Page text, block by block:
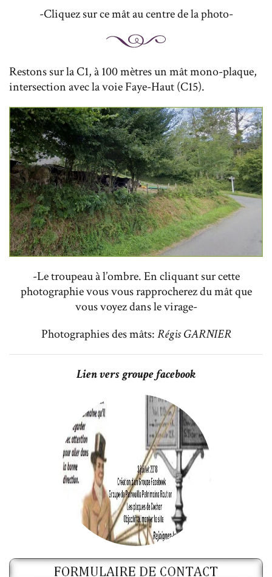
-Cliquez sur ce mât au centre de la photo-
Restons sur la C1, à 100 mètres un mât mono-plaque,
intersection avec la voie Faye-Haut (C15).
-Le troupeau à l’ombre. En cliquant sur cette
photographie vous vous rapprocherez du mât que
vous voyez dans le virage-
Photographies des mâts:Régis GARNIER
Lien vers groupe facebook
Cliquez